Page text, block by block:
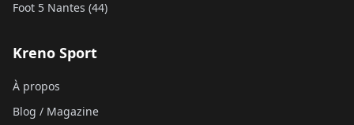
Foot 5 Nantes (44)
Kreno Sport
À propos
Blog / Magazine